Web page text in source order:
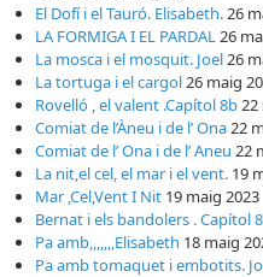
El Dofí i el Tauró. Elisabeth.26
LA FORMIGA I EL PARDAL26
La mosca i el mosquit. Joel26
La tortuga i el cargol26 maig
Rovelló , el valent .Capítol 8b22
Comiat de l’Àneu i de l’ Ona22
Comiat de l’ Ona i de l’ Aneu 22
La nit,el cel, el mar i el vent. 19
Mar ,Cel,Vent I Nit 19 maig 2023
Bernat i els bandolers . Capítol 8
Pa amb,,,,,,,Elisabeth 18 maig
Pa amb tomaquet i embotits.